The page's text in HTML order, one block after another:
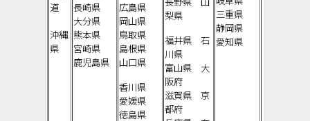
道
沖縄
県
長崎県
大分県
熊本県
宮崎県
鹿児島県
広島県
岡山県
鳥取県
島根県
山口県
香川県
愛媛県
徳島県
梨県
福井県 石
川県
富山県 大
阪府
滋賀県 京
都府
三重県
静岡県
愛知県